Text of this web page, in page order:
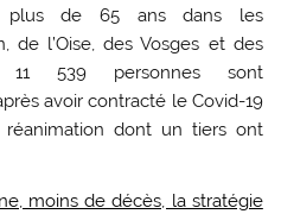
plus de 65 ans dans les
de l’Oise, des Vosges et des
11 539 personnes sont
avoir contracté le Covid-19
dont un tiers ont
moins de décès, la stratégie